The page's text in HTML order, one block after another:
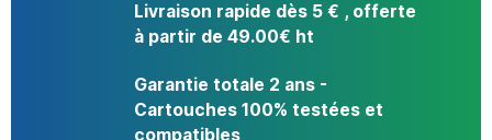
Livraison rapide dès 5 € , offerte
à partir de 49.00€ ht
Garantie totale 2 ans -
Cartouches 100% testées et
compatibles